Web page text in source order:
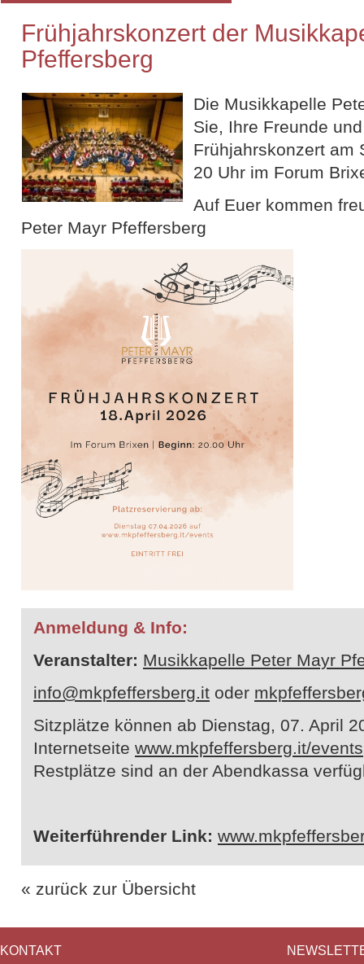
Frühjahrskonzert der
Pfeffersberg
Die Musikkapelle
Sie, Ihre Freunde
Frühjahrskonzert am
20 Uhr im Forum
Auf Euer kommen
Peter Mayr Pfeffersberg
Anmeldung & Info:
Veranstalter: Musikkapelle Peter Mayr
info@mkpfeffersberg.it oder
Sitzplätze können ab Dienstag, 07. April
Internetseite www.mkpfeffersberg.it/events
Restplätze sind an der Abendkassa
Weiterführender Link:
« zurück zur Übersicht
KONTAKT